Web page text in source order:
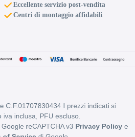
Eccellente servizio post-vendita
Centri di montaggio affidabili
e C.F.01707830434 I prezzi indicati si
iva inclusa, PFU escluso.
reCAPTCHA v3 Privacy Policy e